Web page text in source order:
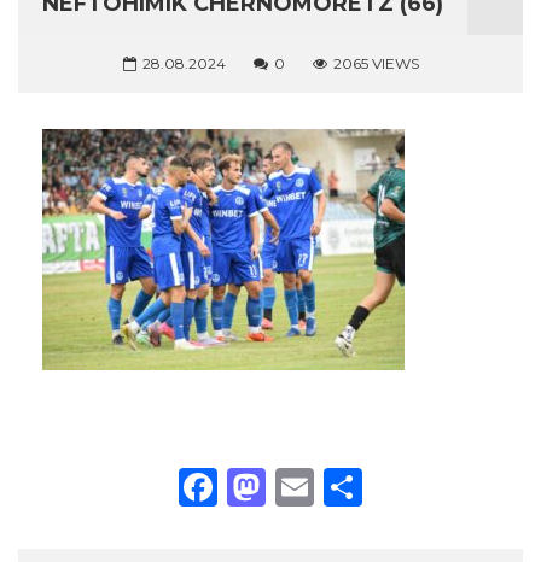
28.08.2024 0 2065 VIEWS
Facebook
Mastodon
Email